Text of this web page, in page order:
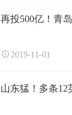
再投500亿！青
2019-11-01
山东猛！多条12